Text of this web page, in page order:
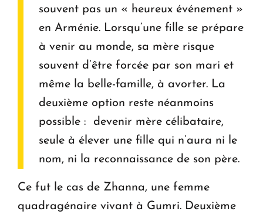
souvent pas un « heureux événement »
en Arménie. Lorsqu’une fille se prépare
à venir au monde, sa mère risque
souvent d’être forcée par son mari et
même la belle-famille, à avorter. La
deuxième option reste néanmoins
possible : devenir mère célibataire,
seule à élever une fille qui n’aura ni le
nom, ni la reconnaissance de son père.
Ce fut le cas de Zhanna, une femme
quadragénaire vivant à Gumri. Deuxième